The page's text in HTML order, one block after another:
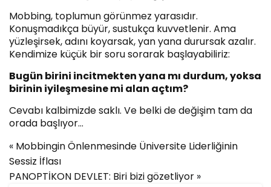
Mobbing, toplumun görünmez yarasıdır.
Konuşmadıkça büyür, sustukça kuvvetlenir. Ama
yüzleşirsek, adını koyarsak, yan yana durursak azalır.
Kendimize küçük bir soru sorarak başlayabiliriz:
Bugün birini incitmekten yana mı durdum, yoksa
birinin iyileşmesine mi alan açtım?
Cevabı kalbimizde saklı. Ve belki de değişim tam da
orada başlıyor…
« Mobbingin Önlenmesinde Üniversite Liderliğinin
Sessiz İflası
PANOPTİKON DEVLET: Biri bizi gözetliyor »